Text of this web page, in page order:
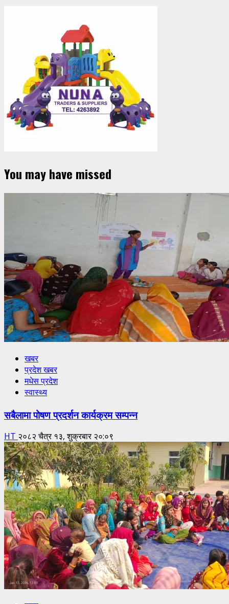
You may have missed
खबर
प्रदेश खबर
मधेस प्रदेश
स्वास्थ्य
सबैलामा पोषण प्रदर्शन कार्यक्रम सम्पन्न
HT २०८२ चैत्र १३, शुक्रबार २०:०९